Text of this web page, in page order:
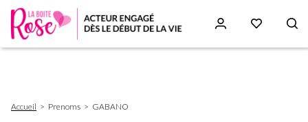
d'Ariane
Accueil Prenoms GABANO